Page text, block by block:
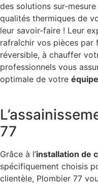
des solutions sur-
qualités thermiques de
leur savoir-faire ! Leur
rafraîchir vos pièces par
réversible, à chauffer
professionnels vous
optimale de votre
77
Grâce à l’installation de
spécifiquement choisis
clientèle, Plombier 77